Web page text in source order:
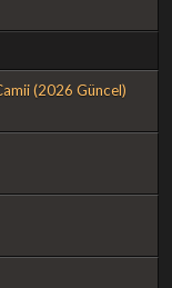
(2026 Güncel)